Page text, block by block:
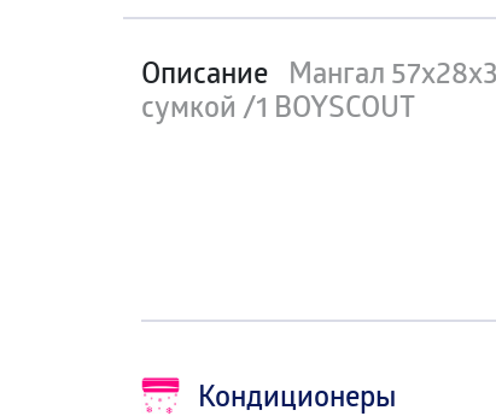
Описание Мангал
сумкой /1 BOYSCOUT
Кондиционеры